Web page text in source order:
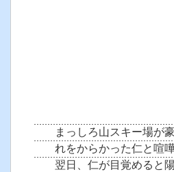
まっしろ山スキー場が
れをからかった仁と喧
翌日、仁が目覚めると